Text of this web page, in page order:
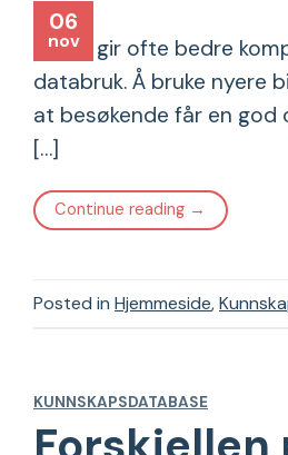
06
nov
WebP gir ofte bedre
databruk. Å bruke nyere
at besøkende får en god
[…]
Continue reading →
Posted in Hjemmeside,
KUNNSKAPSDATABASE